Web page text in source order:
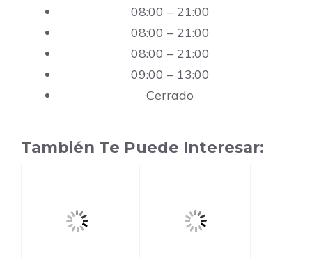
08:00 – 21:00
08:00 – 21:00
08:00 – 21:00
09:00 – 13:00
Cerrado
También Te Puede Interesar: